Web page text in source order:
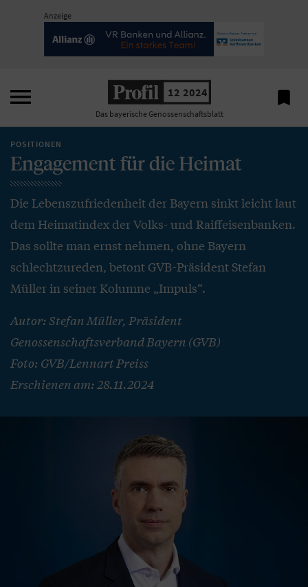
Anzeige
 12 2024
Das bayerische Genossenschaftsblatt

POSITIONEN
Engagement für die Heimat
Die Lebenszufriedenheit der Bayern sinkt leicht laut
dem Heimatindex der Volks- und Raiffeisenbanken.
Das sollte man ernst nehmen, ohne Bayern
schlechtzureden, betont GVB-Präsident Stefan
Müller in seiner Kolumne „Impuls“.
Autor: Stefan Müller, Präsident
Genossenschaftsverband Bayern (GVB)
Foto: GVB/Lennart Preiss
Erschienen am: 28.11.2024